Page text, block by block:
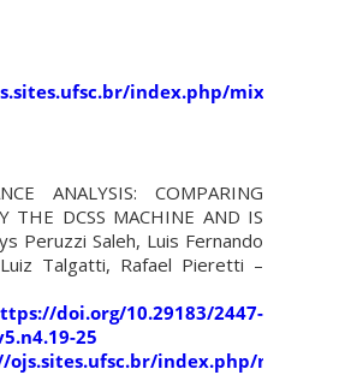
index.php/
ANALYSIS: COMPARING
THE DCSS MACHINE AND IS
Peruzzi Saleh, Luis Fernando
Talgatti, Rafael Pieretti –
doi.org/10.29183/2447-
25
ojs.sites.ufsc.br/index.php/